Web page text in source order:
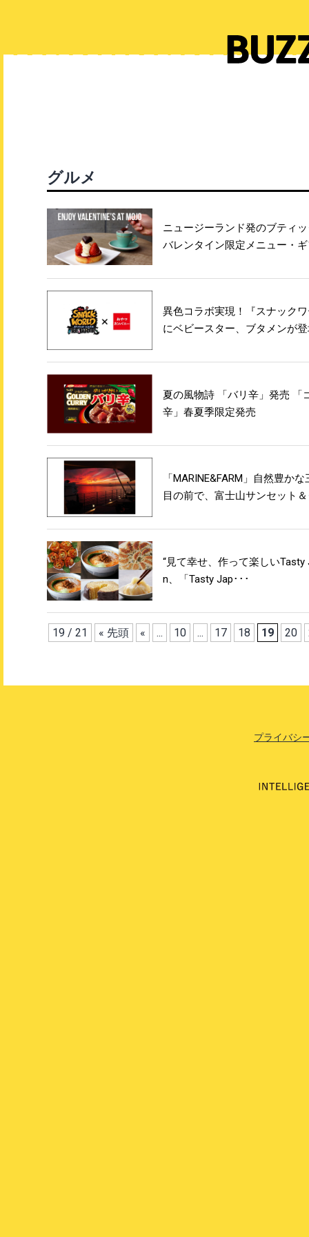
グルメ
ニュージーランド発のブティ
バレンタイン限定メニュー・
異色コラボ実現！『スナック
にベビースター、ブタメンが
夏の風物詩 「バリ辛」発売
辛」春夏季限定発売
「MARINE&FARM」自然豊か
目の前で、富士山サンセット
“見て幸せ、作って楽しい
n、「Tasty Jap･･･
19 / 21 « 先頭 « ... 10 ... 17 18 19 20
プライバシ